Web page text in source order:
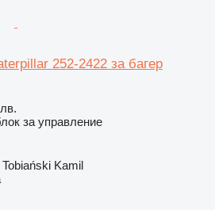
252-2422 за багер
за управление
Kamil